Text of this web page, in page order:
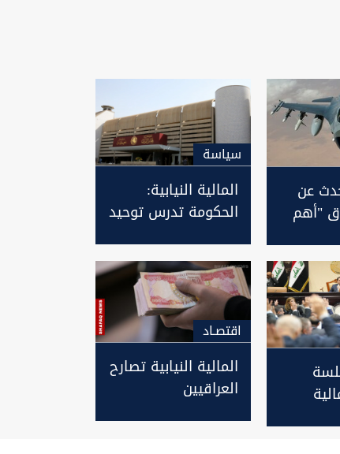
عن
"أهم
سیاسة
المالية النيابية:
الحكومة تدرس توحيد
للبرلمان
اقتصـاد
المالية النيابية تصارح
العراقيين